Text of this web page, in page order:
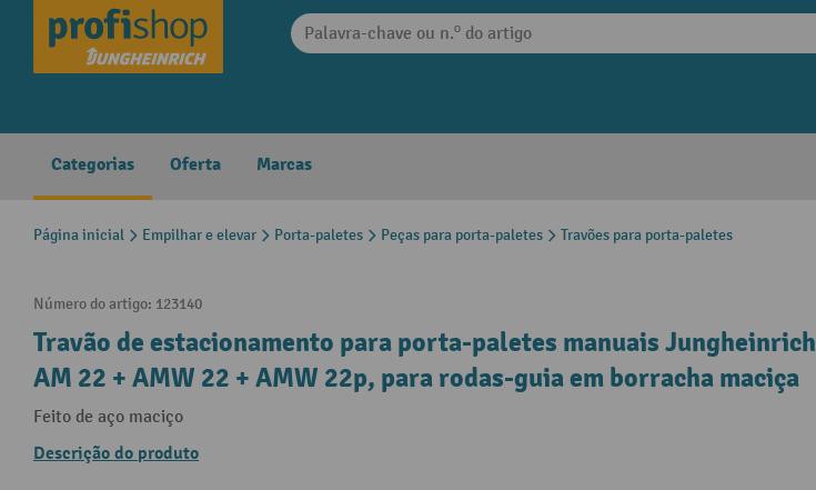
Saltar para a navegação principal
Categorias Oferta Marcas
Página inicial Empilhar e elevar Porta-paletes Peças para porta-paletes Travões para porta-paletes
Número do artigo: 123140
Travão de estacionamento para porta-paletes manuais Jungheinrich
AM 22 + AMW 22 + AMW 22p, para rodas-guia em borracha maciça
Feito de aço maciço
Descrição do produto